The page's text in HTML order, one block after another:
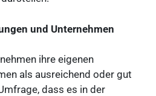
und Unternehmen
ihre eigenen
als ausreichend oder gut
dass es in der